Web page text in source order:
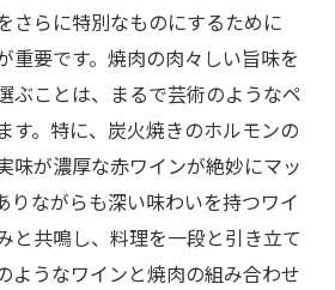
さらに特別なものにするために
重要です。焼肉の肉々しい旨味を
ぶことは、まるで芸術のようなペ
す。特に、炭火焼きのホルモンの
味が濃厚な赤ワインが絶妙にマッ
りながらも深い味わいを持つワイ
と共鳴し、料理を一段と引き立て
ようなワインと焼肉の組み合わせ